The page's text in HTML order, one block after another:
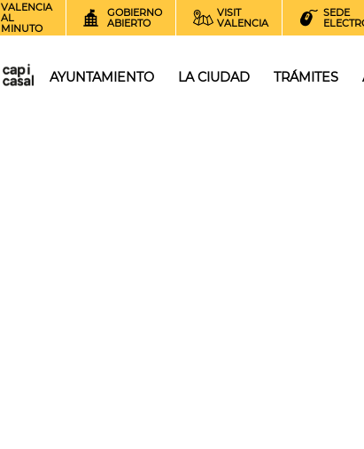
VALENCIA
AL
MINUTO
GOBIERNO
ABIERTO
VISIT
VALENCIA
SEDE
AYUNTAMIENTO LA CIUDAD TRÁMITES